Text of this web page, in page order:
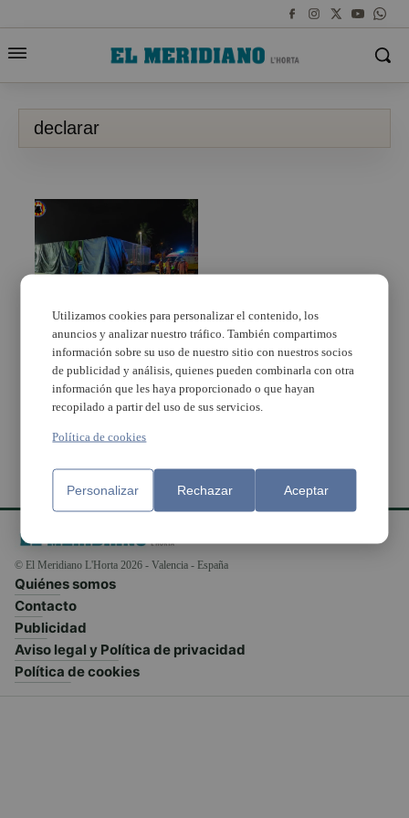
declarar
Los investigados por el
accidente del hinchable
de Mislata declaran el 9
de junio
© El Meridiano L'Horta 2026 - Valencia - España
Quiénes somos
Contacto
Publicidad
Aviso legal y Política de privacidad
Política de cookies
Utilizamos cookies para personalizar el contenido, los
anuncios y analizar nuestro tráfico. También compartimos
información sobre su uso de nuestro sitio con nuestros socios
de publicidad y análisis, quienes pueden combinarla con otra
información que les haya proporcionado o que hayan
recopilado a partir del uso de sus servicios.
Política de cookies
Personalizar Rechazar Aceptar